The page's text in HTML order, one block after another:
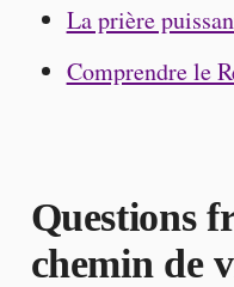
La prière
Comprendre le
Questions
chemin de